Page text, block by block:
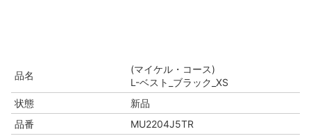
品名
(マイケル・コース)
L-ベスト_ブラック_XS
状態
新品
品番
MU2204J5TR